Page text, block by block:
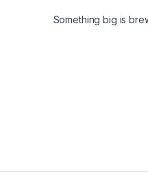
Something big is